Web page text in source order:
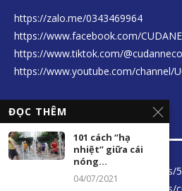
https://zalo.me/0343469964
https://www.facebook.com/
https://www.tiktok.com/
https://www.youtube.com/channel/
LIÊN KẾT THÔNG TIN
https://www.facebook.com/groups/
ĐỌC THÊM
101 cách “hạ
nhiệt” giữa cái
nóng...
04/07/2021